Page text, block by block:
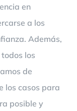
en
a los
Además,
los
de
los casos para
posible y